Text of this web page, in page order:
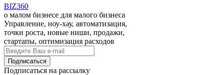
BIZ360
о малом бизнесе для малого бизнеса
Управление, ноу-хау, автоматизация,
точки роста, новые ниши, продажи,
стартапы, оптимизация расходов
Подписаться на рассылку